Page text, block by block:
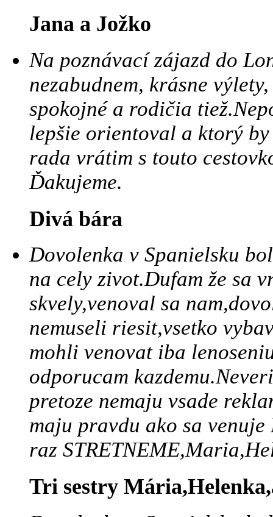
Jana a Jožko
Na poznávací zájazd do
nezabudnem, krásne
spokojné a rodičia
lepšie orientoval a ktorý
rada vrátim s touto
Ďakujeme.
Divá bára
Dovolenka v Spanielsku
na cely zivot.Dufam že sa
skvely,venoval sa
nemuseli riesit,vsetko
mohli venovat iba
odporucam
pretoze nemaju vsade
maju pravdu ako sa
raz
Tri sestry